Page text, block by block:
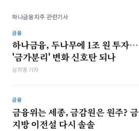
하나금융지주 관련기사
금융
하나금융, 두나무에 1조 원 투자…
'금가분리' 변화 신호탄 되나
심지영 기자
금융
금융위는 세종, 금감원은 원주?
지방 이전설 다시 솔솔